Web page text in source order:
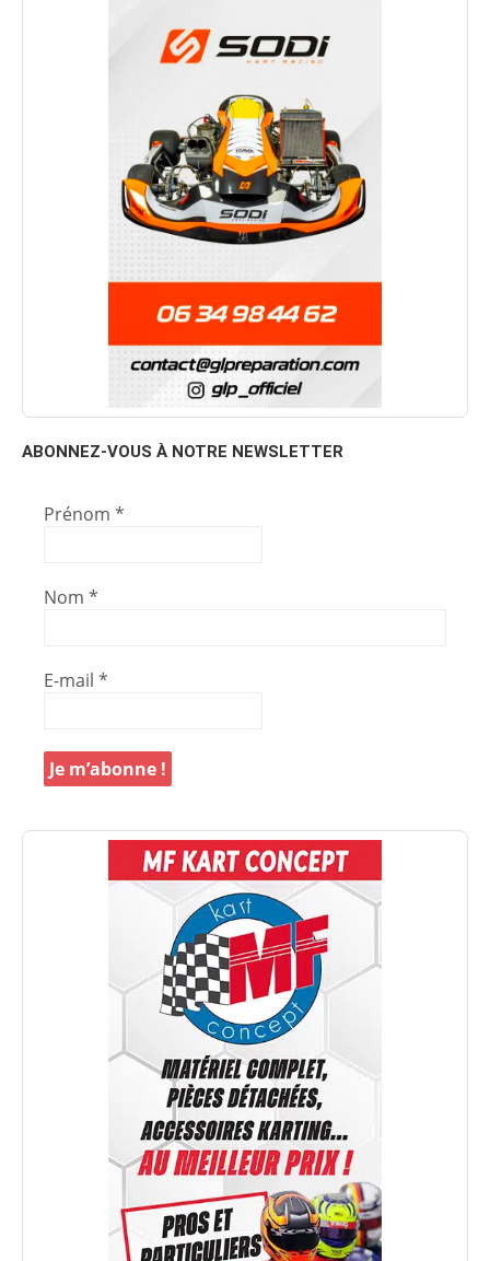
ABONNEZ-VOUS À NOTRE NEWSLETTER
Prénom *
Nom *
E-mail *